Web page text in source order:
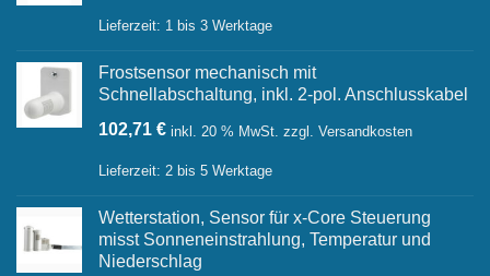
war:
ist:
Lieferzeit: 1 bis 3 Werktage
Frostsensor mechanisch mit
Schnellabschaltung, inkl. 2-pol. Anschlusskabel
102,71 € inkl. 20 % MwSt. zzgl. Versandkosten
Lieferzeit: 2 bis 5 Werktage
Wetterstation, Sensor für x-Core Steuerung
misst Sonneneinstrahlung, Temperatur und
Niederschlag